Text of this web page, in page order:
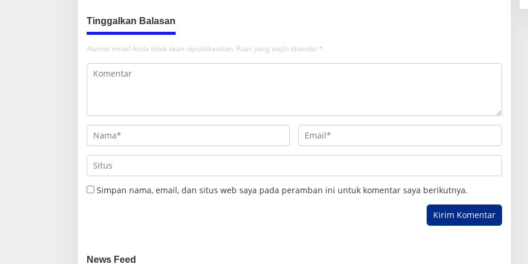
Tinggalkan Balasan
Alamat email Anda tidak akan dipublikasikan. Ruas yang wajib ditandai *
Simpan nama, email, dan situs web saya pada peramban ini untuk komentar saya berikutnya.
News Feed